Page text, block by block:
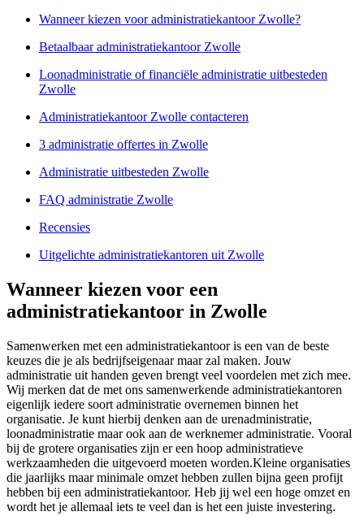
Wanneer kiezen voor administratiekantoor Zwolle?
Betaalbaar administratiekantoor Zwolle
Loonadministratie of financiële administratie uitbesteden
Zwolle
Administratiekantoor Zwolle contacteren
3 administratie offertes in Zwolle
Administratie uitbesteden Zwolle
FAQ administratie Zwolle
Recensies
Uitgelichte administratiekantoren uit Zwolle
Wanneer kiezen voor een
administratiekantoor in Zwolle
Samenwerken met een administratiekantoor is een van de beste
keuzes die je als bedrijfseigenaar maar zal maken. Jouw
administratie uit handen geven brengt veel voordelen met zich mee.
Wij merken dat de met ons samenwerkende administratiekantoren
eigenlijk iedere soort administratie overnemen binnen het
organisatie. Je kunt hierbij denken aan de urenadministratie,
loonadministratie maar ook aan de werknemer administratie. Vooral
bij de grotere organisaties zijn er een hoop administratieve
werkzaamheden die uitgevoerd moeten worden.Kleine organisaties
die jaarlijks maar minimale omzet hebben zullen bijna geen profijt
hebben bij een administratiekantoor. Heb jij wel een hoge omzet en
wordt het je allemaal iets te veel dan is het een juiste investering.